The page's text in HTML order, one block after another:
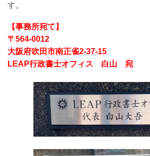
す。
【事務所宛て】
〒564-0012
大阪府吹田市南正雀2-37-15
LEAP行政書士オフィス 白山 宛